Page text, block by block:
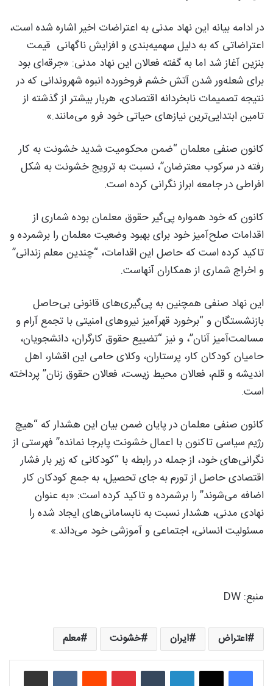
در ادامه بیانه این نهاد مدنی به اعتراضات اخیر اشاره شده است،
اعتراضاتی که به دلیل سهمیه‌بندی و افزایش ناگهانی قیمت
بنزین آغاز شد اما به گفته فعالان این نهاد مدنی: «جرقه‌ای بود
برای شعله‌ور شدن آتش خشم فروخورده انبوه شهروندانی که در
نتیجه تصمیمات نابخردانه اقتصادی، هربار بیشتر از گذشته از
تامین ابتدایی‌ترین نیازهای حیاتی خود فرو می‌مانند.»
کانون صنفی معلمان “ضمن محکومیت شدید خشونت به کار
رفته در سرکوب معترضان”، نسبت به ترویج خشونت به شکل
افراطی در جامعه ابراز نگرانی کرده است.
کانون که خود همواره پی‌گیر حقوق معلمان بوده شماری از
اقدامات صلح‌آمیز خود برای بهبود وضعیت معلمان را برشمرده و
تاکید کرده است که حاصل این اقدامات، “چندین معلم زندانی”
و اخراج شماری از همکاران آنهاست.
این نهاد صنفی همچنین به پی‌گیری‌های قانونی بی‌حاصل
بازنشستگان و “برخورد قهرآمیز نیروهای امنیتی با تجمع آرام و
مسالمت‌آمیز آنان”، و نیز “تضییع حقوق کارگران، دانشجویان،
حامیان کودکان کار، پرستاران، وکلای حامی این اقشار، اهل
اندیشه و قلم، فعالان محیط زیست، فعالان حقوق زنان” پرداخته
است.
کانون صنفی معلمان در پایان ضمن بیان این هشدار که “هیچ
رژیم سیاسی تاکنون با اعمال خشونت پابرجا نمانده” فهرستی از
نگرانی‌های خود، از جمله در رابطه با “کودکانی که زیر بار فشار
اقتصادی حاصل از تورم به جای تحصیل، به جمع کودکان کار
اضافه می‌شوند” را برشمرده و تاکید کرده است: «به عنوان
نهادی مدنی، هشدار نسبت به نابسامانی‌های ایجاد شده را
مسئولیت انسانی، اجتماعی و آموزشی خود می‌داند.»
منبع: DW
اعتراض ایران خشونت معلم
لینکدین ‫پین‌ترست ‫رددیت